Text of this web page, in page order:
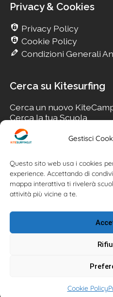
Gestisci
Questo sito web usa i cookies
experience. Accettando di
mappa interattiva ti rivelerà
attività più vicine a te.
Cookie Policy
Privacy & Cookies
Privacy Policy
Cookie Policy
Condizioni Generali
Cerca su Kitesurfing
Cerca un nuovo
Cerca la tua Scuola
Cerca il tuo KiteSpot
Cerca Accommodation
Cerca il tuo Usato
Kitesurfing powered by